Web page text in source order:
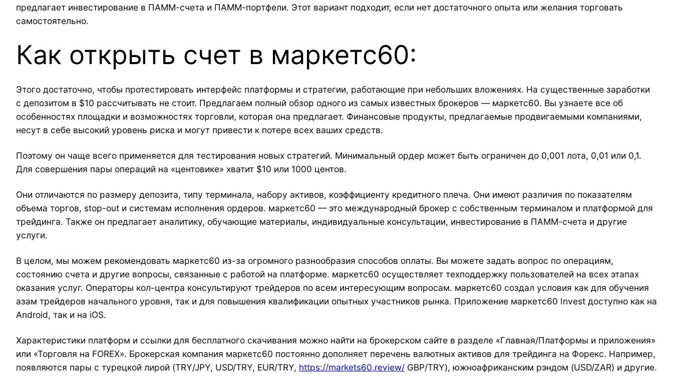
предлагает инвестирование в ПАММ-счета и ПАММ-портфели. Этот вариант подходит, если нет достаточного опыта или желания торговать
самостоятельно.
Как открыть счет в маркетс60:
Этого достаточно, чтобы протестировать интерфейс платформы и стратегии, работающие при небольших вложениях. На существенные заработки
с депозитом в $10 рассчитывать не стоит. Предлагаем полный обзор одного из самых известных брокеров — маркетс60. Вы узнаете все об
особенностях площадки и возможностях торговли, которая она предлагает. Финансовые продукты, предлагаемые продвигаемыми компаниями,
несут в себе высокий уровень риска и могут привести к потере всех ваших средств.
Поэтому он чаще всего применяется для тестирования новых стратегий. Минимальный ордер может быть ограничен до 0,001 лота, 0,01 или 0,1.
Для совершения пары операций на «центовике» хватит $10 или 1000 центов.
Они отличаются по размеру депозита, типу терминала, набору активов, коэффициенту кредитного плеча. Они имеют различия по показателям
объема торгов, stop-out и системам исполнения ордеров. маркетс60 — это международный брокер с собственным терминалом и платформой для
трейдинга. Также он предлагает аналитику, обучающие материалы, индивидуальные консультации, инвестирование в ПАММ-счета и другие
услуги.
В целом, мы можем рекомендовать маркетс60 из-за огромного разнообразия способов оплаты. Вы можете задать вопрос по операциям,
состоянию счета и другие вопросы, связанные с работой на платформе. маркетс60 осуществляет техподдержку пользователей на всех этапах
оказания услуг. Операторы кол-центра консультируют трейдеров по всем интересующим вопросам. маркетс60 создал условия как для обучения
азам трейдеров начального уровня, так и для повышения квалификации опытных участников рынка. Приложение маркетс60 Invest доступно как на
Android, так и на iOS.
Характеристики платформ и ссылки для бесплатного скачивания можно найти на брокерском сайте в разделе «Главная/Платформы и приложения»
или «Торговля на FOREX». Брокерская компания маркетс60 постоянно дополняет перечень валютных активов для трейдинга на Форекс. Например,
появляются пары с турецкой лирой (TRY/JPY, USD/TRY, EUR/TRY, https://markets60.review/ GBP/TRY), южноафриканским рэндом (USD/ZAR) и другие.